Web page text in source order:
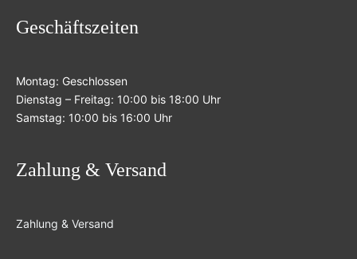
Geschäftszeiten
Montag: Geschlossen
Dienstag – Freitag: 10:00 bis 18:00 Uhr
Samstag: 10:00 bis 16:00 Uhr
Zahlung & Versand
Zahlung & Versand